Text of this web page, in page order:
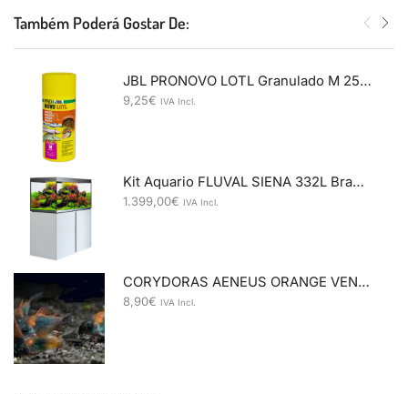
Também Poderá Gostar De:
JBL PRONOVO LOTL Granulado M 250ml
9,25€ IVA Incl.
Kit Aquario FLUVAL SIENA 332L Branco
1.399,00€ IVA Incl.
CORYDORAS AENEUS ORANGE VENEZUELA 2,5-3
8,90€ IVA Incl.